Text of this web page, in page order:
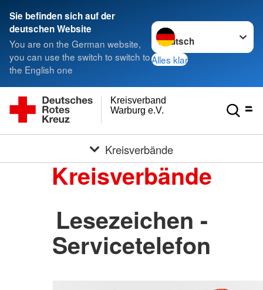
Sie befinden sich auf der
deutschen Website
You are on the German website,
you can use the switch to switch to
the English one
Sprache wechseln zu
Alles klar
Warburg e.V.
Kreisverband
Kreisverbände
Kreisverbände
Lesezeichen -
Servicetelefon